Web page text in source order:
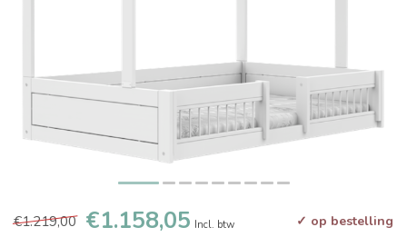
€1.219,00 €1.158,05 Incl. btw ✓ op bestelling